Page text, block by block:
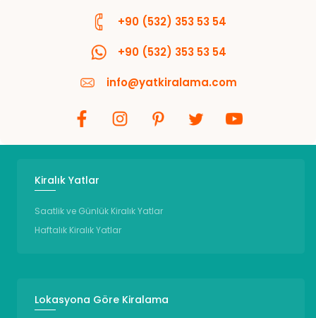
+90 (532) 353 53 54
+90 (532) 353 53 54
info@yatkiralama.com
Kiralık Yatlar
Saatlik ve Günlük Kiralık Yatlar
Haftalık Kiralık Yatlar
Lokasyona Göre Kiralama